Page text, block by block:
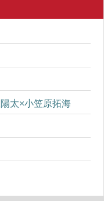
太×小笠原拓海